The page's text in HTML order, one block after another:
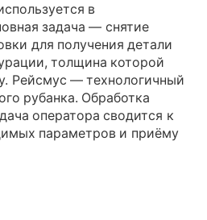
в
задача — снятие
для получения детали
толщина которой
Рейсмус — технологичный
рубанка. Обработка
оператора сводится к
параметров и приёму